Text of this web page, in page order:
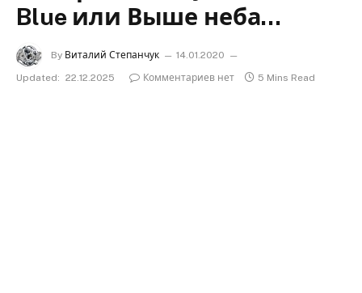
Blue или Выше неба…
By Виталий Степанчук
14.01.2020
Updated: 22.12.2025 Комментариев нет 5 Mins Read